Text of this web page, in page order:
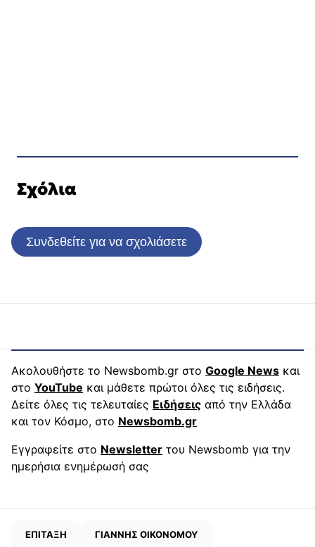
Σχόλια
Συνδεθείτε για να σχολιάσετε
Ακολουθήστε το Newsbomb.gr στο Google News και
στο YouTube και μάθετε πρώτοι όλες τις ειδήσεις.
Δείτε όλες τις τελευταίες Ειδήσεις από την Ελλάδα
και τον Κόσμο, στο Newsbomb.gr
Εγγραφείτε στο Newsletter του Newsbomb για την
ημερήσια ενημέρωσή σας
ΕΠΙΤΑΞΗ ΓΙΑΝΝΗΣ ΟΙΚΟΝΟΜΟΥ